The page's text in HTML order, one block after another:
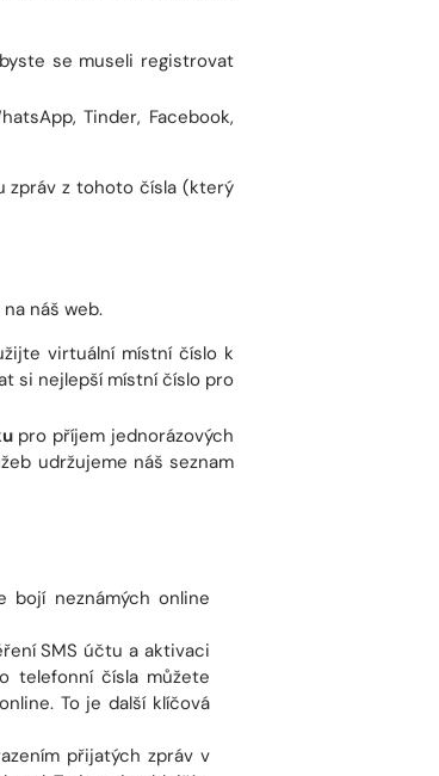
se museli registrovat
Tinder, Facebook,
zpráv z tohoto čísla (který
náš web.
virtuální místní číslo k
si nejlepší místní číslo pro
pro příjem jednorázových
udržujeme náš seznam
neznámých online
SMS účtu a aktivaci
telefonní čísla můžete
To je další klíčová
přijatých zpráv v